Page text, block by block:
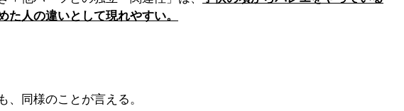
た人の違いとして現れやすい。
、同様のことが言える。